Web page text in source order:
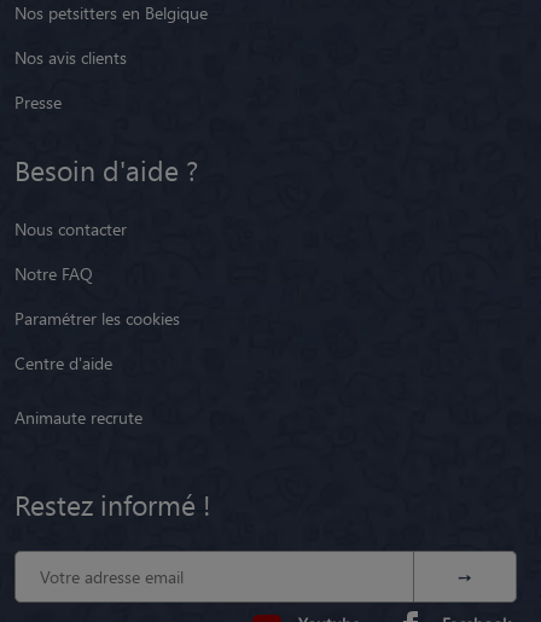
Nos petsitters en Belgique
Nos avis clients
Presse
Besoin d'aide ?
Nous contacter
Notre FAQ
Paramétrer les cookies
Centre d'aide
Animaute recrute
Restez informé !